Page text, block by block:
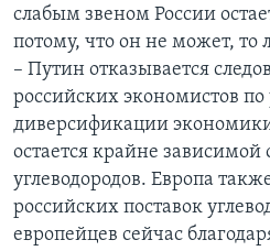
слабым звеном России
потому, что он не может, то
– Путин отказывается
российских экономистов
диверсификации
остается крайне зависимой
углеводородов. Европа
российских поставок
европейцев сейчас